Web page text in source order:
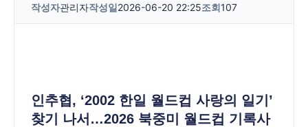
작성자관리자작성일2026-06-20 22:25조회107
인추협, ‘2002 한일 월드컵 사랑의 일기’
찾기 나서…2026 북중미 월드컵 기록사